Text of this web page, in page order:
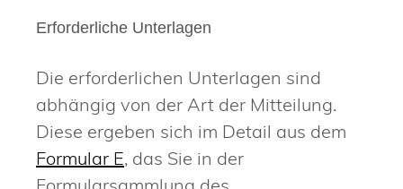
Erforderliche Unterlagen
Die erforderlichen Unterlagen sind
abhängig von der Art der Mitteilung.
Diese ergeben sich im Detail aus dem
Formular E, das Sie in der